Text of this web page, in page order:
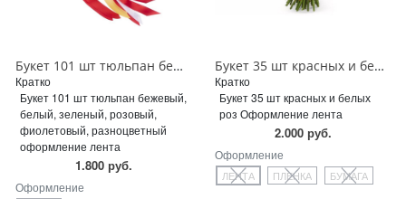
Букет 101 шт тюльпан бежевый, белый, зеленый, розовый, фиолетовый, разноцветный
Кратко
Букет 101 шт тюльпан бежевый,
белый, зеленый, розовый,
фиолетовый, разноцветный
оформление лента
1.800 руб.
Оформление
Букет 35 шт красных и белых роз
Кратко
Букет 35 шт красных и белых
роз Оформление лента
2.000 руб.
Оформление
ЛЕНТА ПЛЕНКА БУМАГА